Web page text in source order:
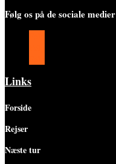
Følg os på de sociale medier
Links
Forside
Rejser
Næste tur